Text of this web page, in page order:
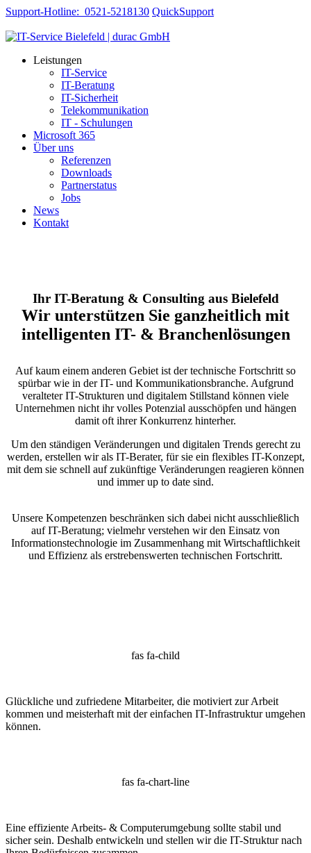
Support-Hotline: 0521-5218130 QuickSupport
Leistungen
IT-Service
IT-Beratung
IT-Sicherheit
Telekommunikation
IT - Schulungen
Microsoft 365
Über uns
Referenzen
Downloads
Partnerstatus
Jobs
News
Kontakt
Ihr IT-Beratung & Consulting aus Bielefeld
Wir unterstützen Sie ganzheitlich mit
intelligenten IT- & Branchenlösungen
Auf kaum einem anderen Gebiet ist der technische Fortschritt so
spürbar wie in der IT- und Kommunikationsbranche. Aufgrund
veralteter IT-Strukturen und digitalem Stillstand können viele
Unternehmen nicht ihr volles Potenzial ausschöpfen und hängen
damit oft ihrer Konkurrenz hinterher.
Um den ständigen Veränderungen und digitalen Trends gerecht zu
werden, erstellen wir als IT-Berater, für sie ein flexibles IT-Konzept,
mit dem sie schnell auf zukünftige Veränderungen reagieren können
und immer up to date sind.
Unsere Kompetenzen beschränken sich dabei nicht ausschließlich
auf IT-Beratung; vielmehr verstehen wir den Einsatz von
Informationstechnologie im Zusammenhang mit Wirtschaftlichkeit
und Effizienz als erstrebenswerten technischen Fortschritt.
fas fa-child
Glückliche und zufriedene Mitarbeiter, die motiviert zur Arbeit
kommen und meisterhaft mit der einfachen IT-Infrastruktur umgehen
können.
fas fa-chart-line
Eine effiziente Arbeits- & Computerumgebung sollte stabil und
sicher sein. Deshalb entwickeln und stellen wir die IT-Struktur nach